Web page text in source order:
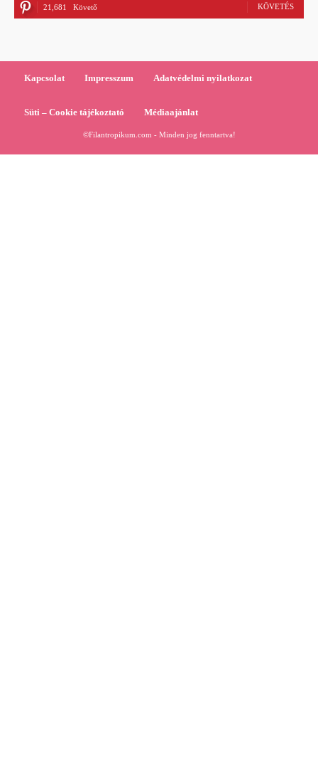
21,681 Követő KÖVETÉS
Kapcsolat Impresszum Adatvédelmi nyilatkozat
Süti – Cookie tájékoztató Médiaajánlat
©Filantropikum.com - Minden jog fenntartva!